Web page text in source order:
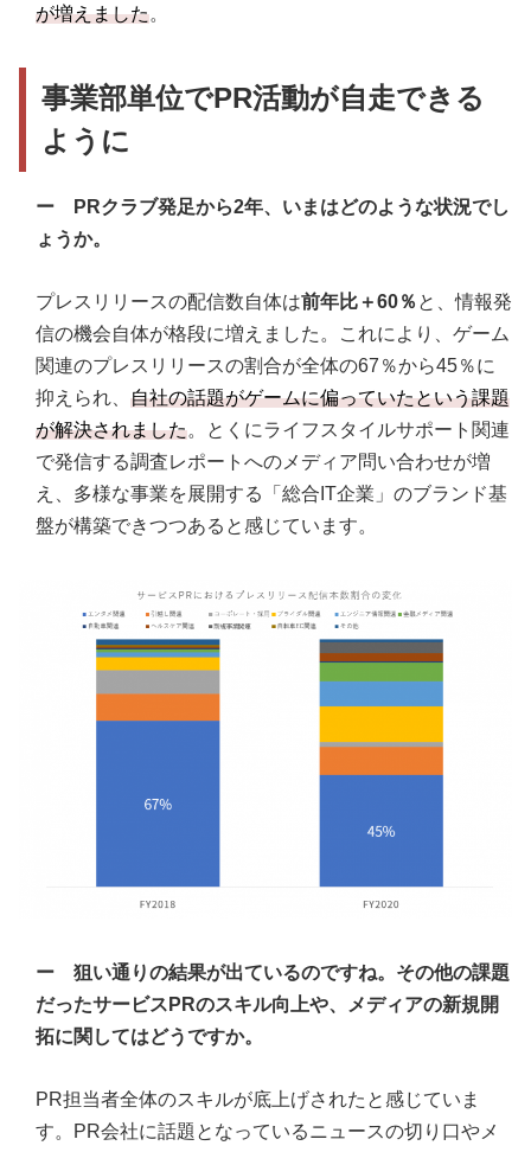
が増えました。
事業部単位でPR活動が自走できる
ように
ー PRクラブ発足から2年、いまはどのような状況でし
ょうか。
プレスリリースの配信数自体は前年比＋60％ と、情報発
信の機会自体が格段に増えました。これにより、ゲーム
関連のプレスリリースの割合が全体の67％から45％に
抑えられ、 自社の話題がゲームに偏っていたという課題
が解決されました。とくにライフスタイルサポート関連
で発信する調査レポートへのメディア問い合わせが増
え、多様な事業を展開する「総合IT企業」のブランド基
盤が構築できつつあると感じています。
ー 狙い通りの結果が出ているのですね。その他の課題
だったサービスPRのスキル向上や、メディアの新規開
拓に関してはどうですか。
PR担当者全体のスキルが底上げされたと感じていま
す。PR会社に話題となっているニュースの切り口やメ